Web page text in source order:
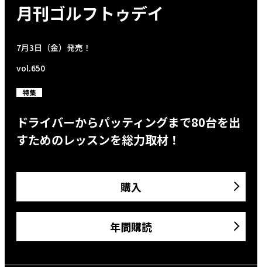
月刊ゴルフトゥデイ
7月3日（金）発売！
vol.650
特集
ドライバーからパッティングまで80台を出
すためのレッスンを総力取材！
購入
年間購読